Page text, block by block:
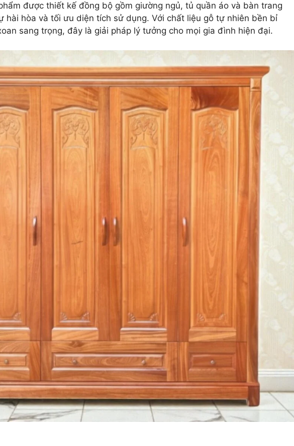
được thiết kế đồng bộ gồm giường ngủ, tủ quần áo và bàn trang
hài hòa và tối ưu diện tích sử dụng. Với chất liệu gỗ tự nhiên bền bỉ
sang trọng, đây là giải pháp lý tưởng cho mọi gia đình hiện đại.